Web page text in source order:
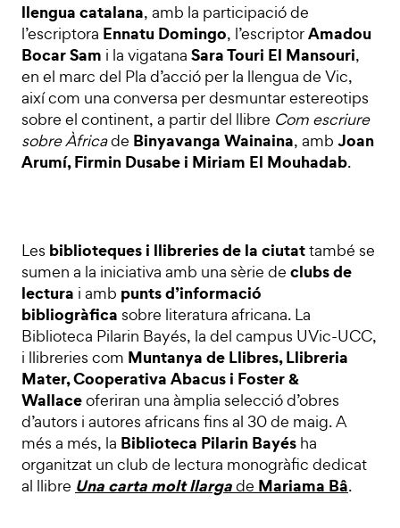
llengua catalana, amb la participació de
l’escriptora Ennatu Domingo, l’escriptorAmadou
Bocar Sam i la vigatana Sara Touri El Mansouri,
en el marc del Pla d’acció per la llengua de Vic,
així com una conversa per desmuntar estereotips
sobre el continent, a partir del llibre Com escriure
sobre Àfricade Binyavanga Wainaina, amb Joan
Arumí, Firmin Dusabe i Miriam El Mouhadab.
Les biblioteques i llibreries de la ciutattambé se
sumen a la iniciativa amb una sèrie de clubs de
lectura i amb punts d’informació
bibliogràfica sobre literatura africana. La
Biblioteca Pilarin Bayés, la del campus UVic-UCC,
i llibreries com Muntanya de Llibres, Llibreria
Mater, Cooperativa Abacus i Foster &
Wallaceoferiran una àmplia selecció d’obres
d’autors i autores africans fins al 30 de maig. A
més a més, la Biblioteca Pilarin Bayés ha
organitzat un club de lectura monogràfic dedicat
al llibre Una carta molt llargade Mariama Bâ.